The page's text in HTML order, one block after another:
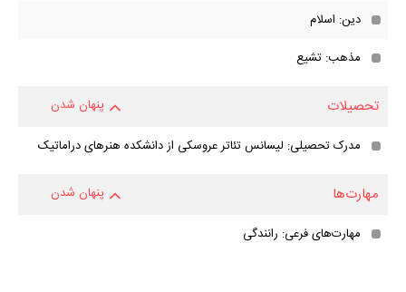
دین: اسلام
مذهب: تشیع
تحصیلات پنهان شدن
مدرک تحصیلی: لیسانس تئاتر عروسکی از دانشکده هنرهای دراماتیک
مهارت‌ها پنهان شدن
مهارت‌های فرعی: رانندگی